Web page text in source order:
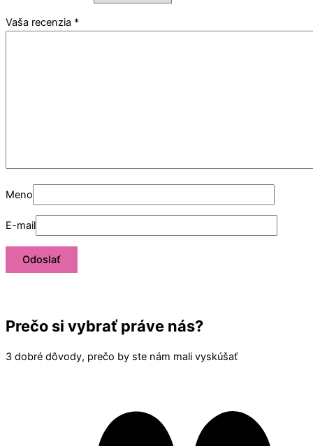
Vaša recenzia *
Meno
E-mail
Prečo si vybrať práve nás?
3 dobré dôvody, prečo by ste nám mali vyskúšať